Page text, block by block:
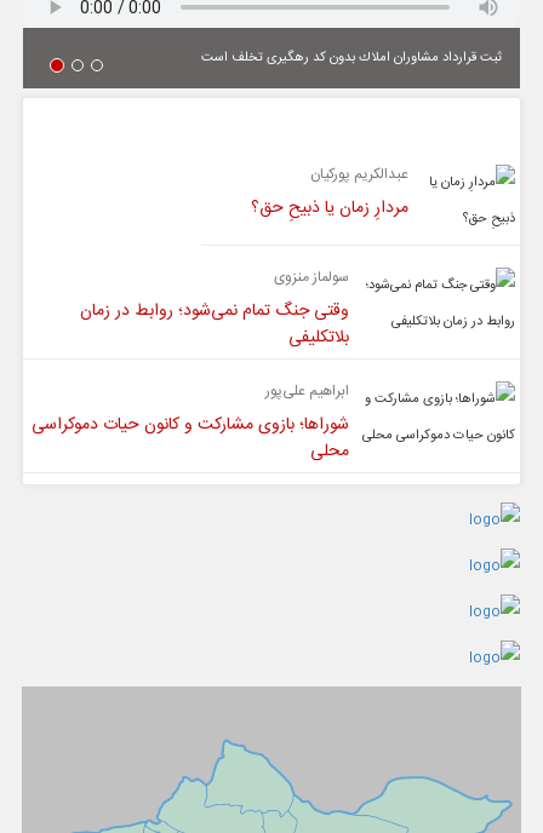
ثبت قرارداد مشاوران املاك بدون كد رهگیری تخلف است
عبدالکریم پورکیان
مردارِ زمان یا ذبیحِ حق؟
سولماز منزوی
وقتی جنگ تمام نمی‌شود؛ روابط در زمان
بلاتکلیفی
ابراهیم علی‌پور
شوراها؛ بازوی مشارکت و کانون حیات دموکراسی
محلی